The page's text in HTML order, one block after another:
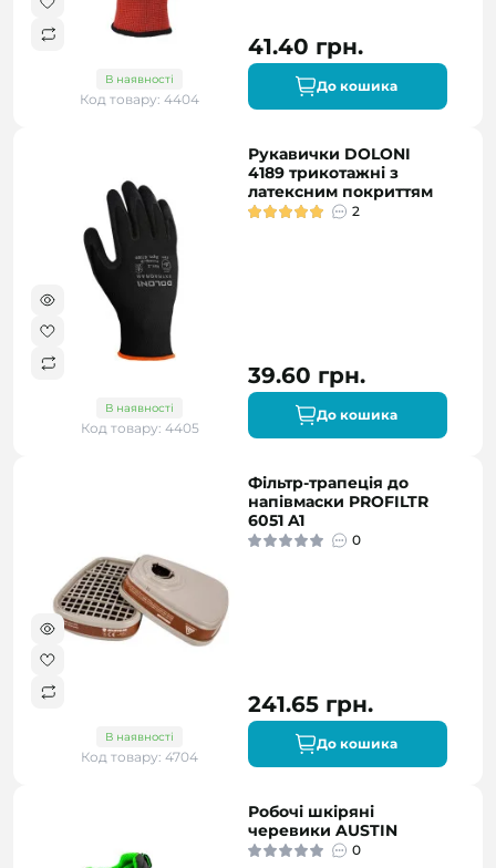
В наявності
Код товару: 4404
41.40 грн.
До кошика
В наявності
Код товару: 4405
Рукавички DOLONI
4189 трикотажні з
латексним покриттям
2
39.60 грн.
До кошика
В наявності
Код товару: 4704
Фільтр-трапеція до
напівмаски PROFILTR
6051 A1
0
241.65 грн.
До кошика
Робочі шкіряні
черевики AUSTIN
0